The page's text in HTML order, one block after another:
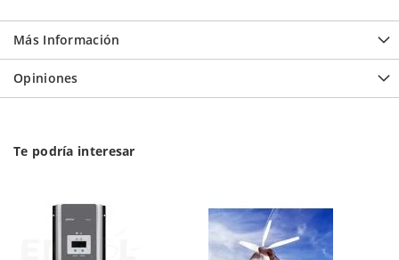
Más Información
Opiniones
Te podría interesar